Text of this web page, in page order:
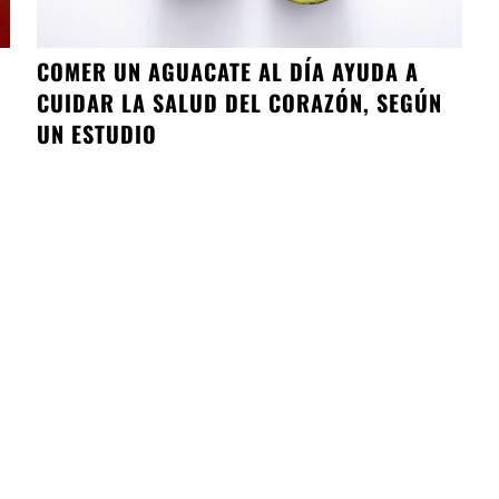
COMER UN AGUACATE AL DÍA AYUDA A
CUIDAR LA SALUD DEL CORAZÓN, SEGÚN
UN ESTUDIO